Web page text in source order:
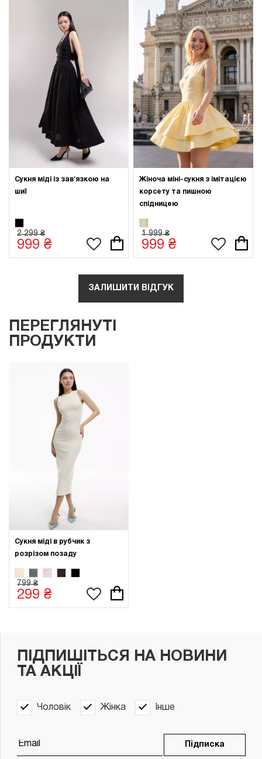
Сукня міді із зав'язкою на
шиї
2 299 ₴
999 ₴
Жіноча міні-сукня з імітацією
корсету та пишною
спідницею
1 999 ₴
999 ₴
ЗАЛИШИТИ ВІДГУК
ПЕРЕГЛЯНУТІ
ПРОДУКТИ
Сукня міді в рубчик з
розрізом позаду
799 ₴
299 ₴
ПІДПИШІТЬСЯ НА НОВИНИ
ТА АКЦІЇ
Чоловік Жінка Інше
Підписка